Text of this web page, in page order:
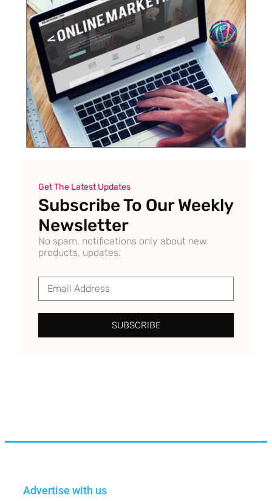
Get The Latest Updates
Subscribe To Our Weekly
Newsletter
No spam, notifications only about new
products, updates.
SUBSCRIBE
Advertise with us